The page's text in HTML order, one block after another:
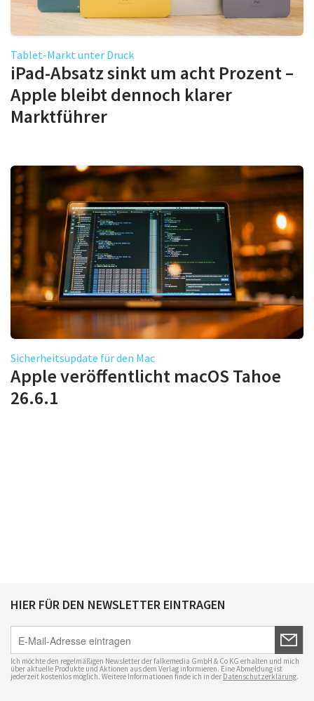
Tablet-Markt unter Druck
iPad-Absatz sinkt um acht Prozent –
Apple bleibt dennoch klarer
Marktführer
Sicherheitsupdate für den Mac
Apple veröffentlicht macOS Tahoe
26.6.1
HIER FÜR DEN NEWSLETTER EINTRAGEN
Ich möchte den regelmäßigen Newsletter der falkemedia GmbH & Co KG erhalten und mich
über aktuelle Produkte und Aktionen aus dem Verlag informieren. Eine Abmeldung ist
jederzeit kostenlos möglich. Weitere Informationen finde ich in der Datenschutzerklärung.